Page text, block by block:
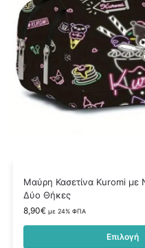
Μαύρη Κασετίνα Kuromi με
Δύο Θήκες
8,90€ με 24% ΦΠΑ
Επιλογή